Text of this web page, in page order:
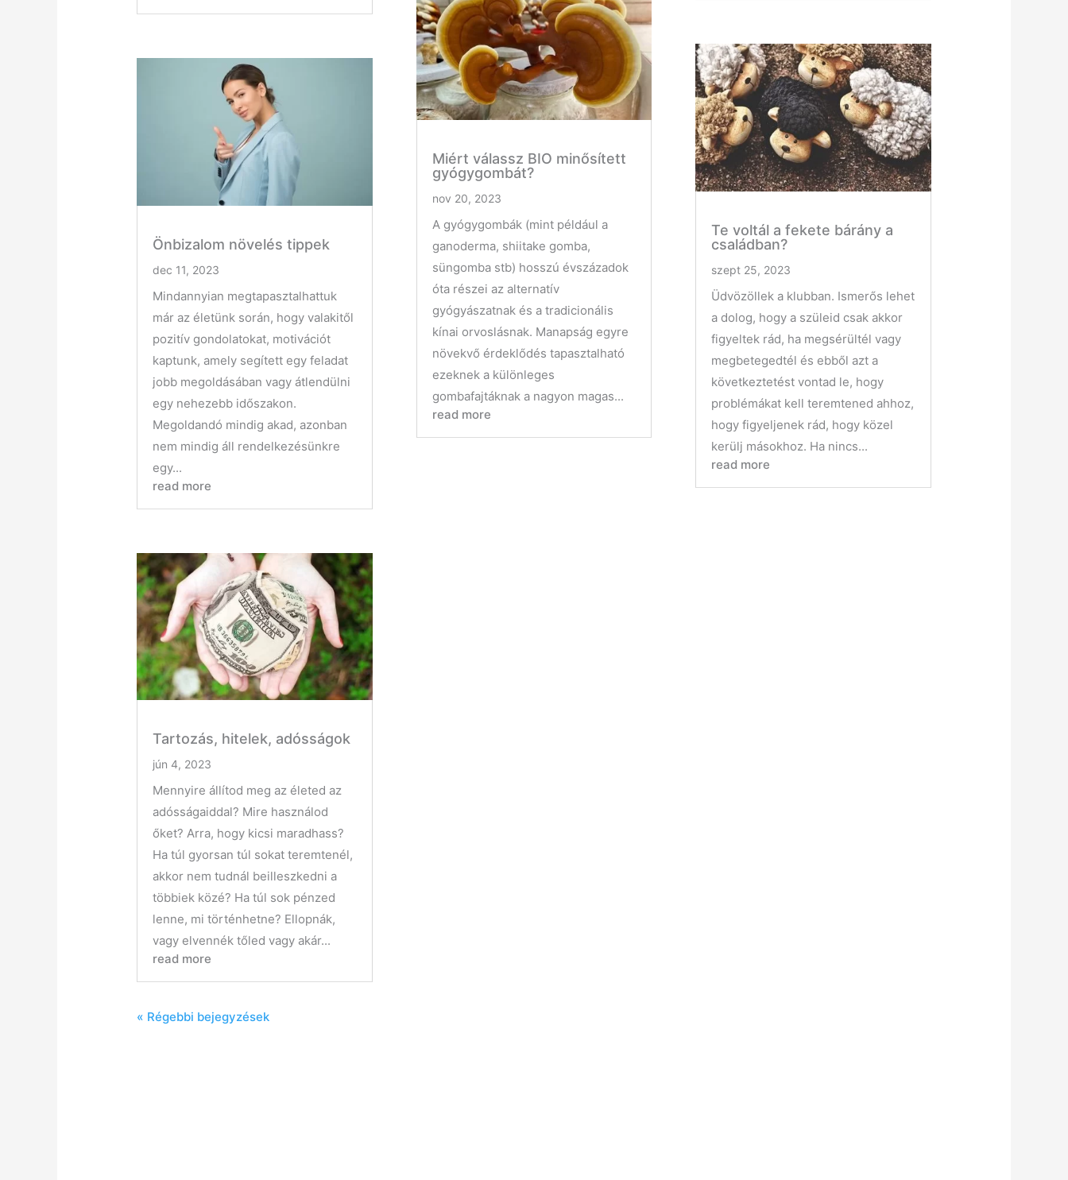
Önbizalom növelés tippek
dec 11, 2023
Mindannyian megtapasztalhattuk
már az életünk során, hogy valakitől
pozitív gondolatokat, motivációt
kaptunk, amely segített egy feladat
jobb megoldásában vagy átlendülni
egy nehezebb időszakon.
Megoldandó mindig akad, azonban
nem mindig áll rendelkezésünkre
egy...
read more
Tartozás, hitelek, adósságok
jún 4, 2023
Mennyire állítod meg az életed az
adósságaiddal? Mire használod
őket? Arra, hogy kicsi maradhass?
Ha túl gyorsan túl sokat teremtenél,
akkor nem tudnál beilleszkedni a
többiek közé? Ha túl sok pénzed
lenne, mi történhetne? Ellopnák,
vagy elvennék tőled vagy akár...
read more
Miért válassz BIO minősített
gyógygombát?
nov 20, 2023
A gyógygombák (mint például a
ganoderma, shiitake gomba,
süngomba stb) hosszú évszázadok
óta részei az alternatív
gyógyászatnak és a tradicionális
kínai orvoslásnak. Manapság egyre
növekvő érdeklődés tapasztalható
ezeknek a különleges
gombafajtáknak a nagyon magas...
read more
Te voltál a fekete bárány a
családban?
szept 25, 2023
Üdvözöllek a klubban. Ismerős lehet
a dolog, hogy a szüleid csak akkor
figyeltek rád, ha megsérültél vagy
megbetegedtél és ebből azt a
következtetést vontad le, hogy
problémákat kell teremtened ahhoz,
hogy figyeljenek rád, hogy közel
kerülj másokhoz. Ha nincs...
read more
« Régebbi bejegyzések